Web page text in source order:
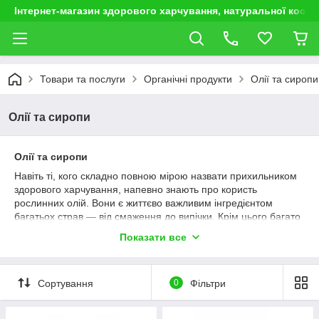
Інтернет-магазин здорового харчування, натуральної
Товари та послуги Органічні продукти Олії та сиропи
Олії та сиропи
Олії та сиропи
Навіть ті, кого складно повною мірою назвати прихильником
здорового харчування, напевно знають про користь
рослинних олій. Вони є життєво важливим інгредієнтом
багатьох страв — від смаження до випічки. Крім цього багато
косметики, тому наш магазин постарався зібрати найбільш
На сайті Perfect Body представлені виключно натуральні
продукти для здорового харчування і краси, які виробляються
з рослин, вирощених методом органічного землеробства.
Показати все
Сортування 0 Фільтри